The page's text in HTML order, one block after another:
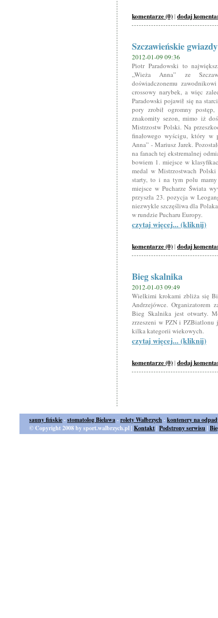
komentarze (0) | dodaj
Szczawieńskie
2012-01-09 09:36
Piotr Paradowski to
„Wieża Anna” ze
doświadczonemu
crossowy narybek, a więc
Paradowski pojawił się na
pory zrobił ogromny
znakomity sezon, mimo iż
Mistrzostw Polski. Na
finałowego wyścigu, który w
Anna” - Mariusz Jarek.
na fanach tej ekstremalnej
bowiem 1. miejsce w
medal w Mistrzostwach
starty, to i na tym polu
miejsce w Pucharze Świata
przyszła 23. pozycja w
niezwykle szczęśliwa dla
w rundzie Pucharu Europy.
czytaj więcej... (kliknij)
komentarze (0) | dodaj
Bieg skalnika
2012-01-03 09:49
Wielkimi krokami zbliża się
Andrzejówce. Organizatorem
Bieg Skalnika jest otwarty.
zrzeszeni w PZN i PZBiatlonu
kilka kategorii wiekowych.
czytaj więcej... (kliknij)
komentarze (0) | dodaj
sauny fińskie-stomatolog Bielawa-rolety Wałbrzych-kontenery na
© Copyright 2008 by sport.walbrzych.pl | Kontakt | Podstrony serwisu |